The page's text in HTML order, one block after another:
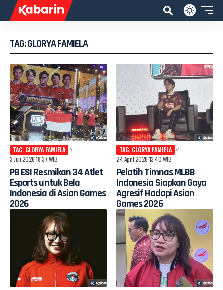
TAG: GLORYA FAMIELA
TAG: GLORYA FAMIELA
3 Juli 2026 18:37 WIB
PB ESI Resmikan 34 Atlet
Esports untuk Bela
Indonesia di Asian Games
2026
TAG: GLORYA FAMIELA
24 April 2026 13:40 WIB
Pelatih Timnas MLBB
Indonesia Siapkan Gaya
Agresif Hadapi Asian
Games 2026